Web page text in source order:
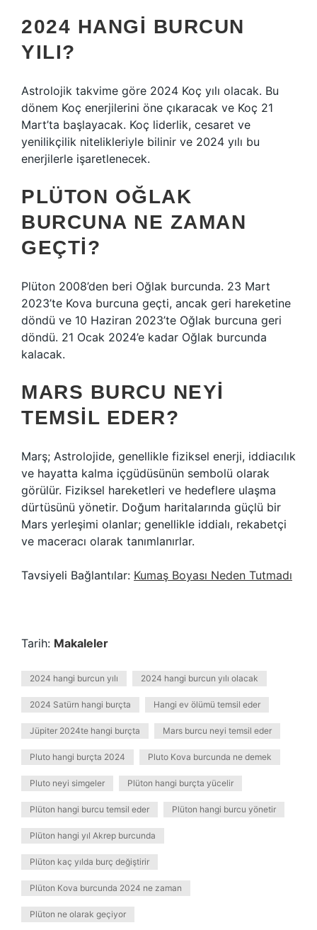
2024 HANGI BURCUN
YILI?
Astrolojik takvime göre 2024 Koç yılı olacak. Bu
dönem Koç enerjilerini öne çıkaracak ve Koç 21
Mart’ta başlayacak. Koç liderlik, cesaret ve
yenilikçilik nitelikleriyle bilinir ve 2024 yılı bu
enerjilerle işaretlenecek.
PLÜTON OĞLAK
BURCUNA NE ZAMAN
GEÇTI?
Plüton 2008’den beri Oğlak burcunda. 23 Mart
2023’te Kova burcuna geçti, ancak geri hareketine
döndü ve 10 Haziran 2023’te Oğlak burcuna geri
döndü. 21 Ocak 2024’e kadar Oğlak burcunda
kalacak.
MARS BURCU NEYI
TEMSIL EDER?
Marş; Astrolojide, genellikle fiziksel enerji, iddiacılık
ve hayatta kalma içgüdüsünün sembolü olarak
görülür. Fiziksel hareketleri ve hedeflere ulaşma
dürtüsünü yönetir. Doğum haritalarında güçlü bir
Mars yerleşimi olanlar; genellikle iddialı, rekabetçi
ve maceracı olarak tanımlanırlar.
Tavsiyeli Bağlantılar: Kumaş Boyası Neden Tutmadı
Tarih: Makaleler
2024 hangi burcun yılı 2024 hangi burcun yılı olacak
2024 Satürn hangi burçta Hangi ev ölümü temsil eder
Jüpiter 2024te hangi burçta Mars burcu neyi temsil eder
Pluto hangi burçta 2024 Pluto Kova burcunda ne demek
Pluto neyi simgeler Plüton hangi burçta yücelir
Plüton hangi burcu temsil eder Plüton hangi burcu yönetir
Plüton hangi yıl Akrep burcunda
Plüton kaç yılda burç değiştirir
Plüton Kova burcunda 2024 ne zaman
Plüton ne olarak geçiyor